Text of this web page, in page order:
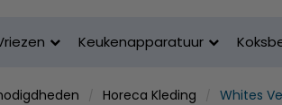
Keukenapparatuur
Horeca Kleding Whites